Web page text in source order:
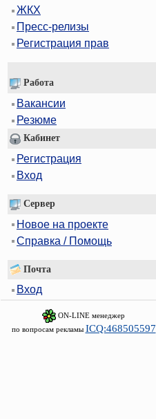
ЖКХ
Пресс-релизы
Регистрация прав
Работа
Вакансии
Резюме
Кабинет
Регистрация
Вход
Сервер
Новое на проекте
Справка / Помощь
Почта
Вход
ON-LINE менеджер
по вопросам рекламы ICQ:468505597